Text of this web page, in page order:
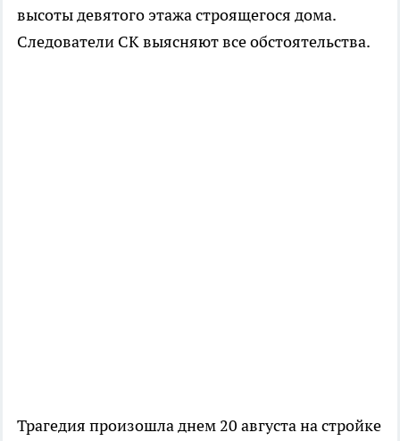
высоты девятого этажа строящегося дома.
Следователи СК выясняют все обстоятельства.
Трагедия произошла днем 20 августа на стройке